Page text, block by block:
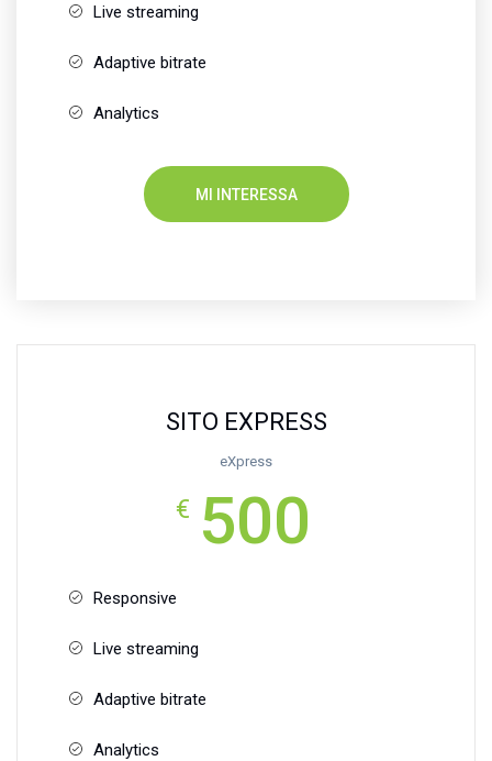
Live streaming
Adaptive bitrate
Analytics
MI INTERESSA
SITO EXPRESS
eXpress
€ 500
Responsive
Live streaming
Adaptive bitrate
Analytics